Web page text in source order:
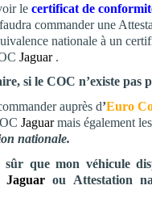
le certificat de
commander une
nationale à un
Jaguar .
si le COC n’existe pas
auprès d’Euro
Jaguarmais également les
nationale.
sûr que mon véhicule
Jaguarou Attestation